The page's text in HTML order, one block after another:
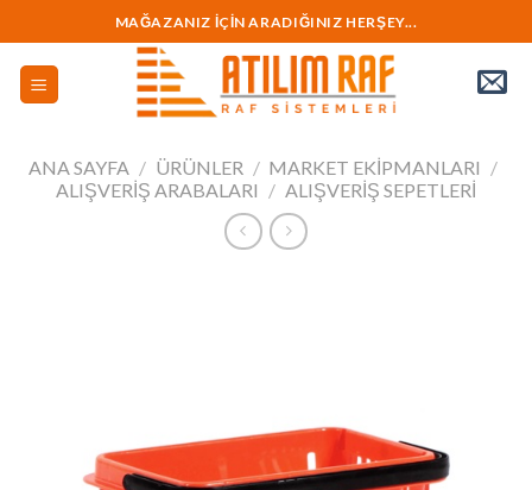
geç
MAĞAZANIZ İÇİN ARADIĞINIZ HERŞEY...
ANA SAYFA / ÜRÜNLER / MARKET EKİPMANLARI /
ALIŞVERIŞ ARABALARI / ALIŞVERIŞ SEPETLERI